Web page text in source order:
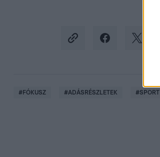
#FÓKUSZ #ADÁSRÉSZLETEK #SPORT